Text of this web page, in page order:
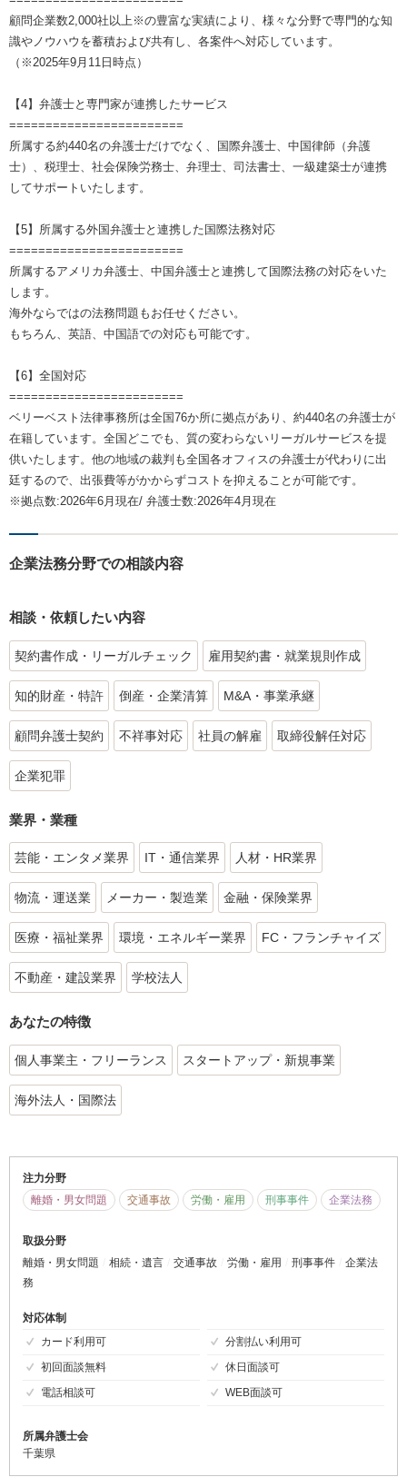
顧問企業数2,000社以上※の豊富な実績により、様々な分野で専門的な知
識やノウハウを蓄積および共有し、各案件へ対応しています。
（※2025年9月11日時点）
【4】弁護士と専門家が連携したサービス
========================
所属する約440名の弁護士だけでなく、国際弁護士、中国律師（弁護
士）、税理士、社会保険労務士、弁理士、司法書士、一級建築士が連携
してサポートいたします。
【5】所属する外国弁護士と連携した国際法務対応
========================
所属するアメリカ弁護士、中国弁護士と連携して国際法務の対応をいた
します。
海外ならではの法務問題もお任せください。
もちろん、英語、中国語での対応も可能です。
【6】全国対応
========================
ベリーベスト法律事務所は全国76か所に拠点があり、約440名の弁護士が
在籍しています。全国どこでも、質の変わらないリーガルサービスを提
供いたします。他の地域の裁判も全国各オフィスの弁護士が代わりに出
廷するので、出張費等がかからずコストを抑えることが可能です。
※拠点数:2026年6月現在/ 弁護士数:2026年4月現在
企業法務分野での相談内容
相談・依頼したい内容
契約書作成・リーガルチェック 雇用契約書・就業規則作成
知的財産・特許 倒産・企業清算 M&A・事業承継
顧問弁護士契約 不祥事対応 社員の解雇 取締役解任対応
企業犯罪
業界・業種
芸能・エンタメ業界 IT・通信業界 人材・HR業界
物流・運送業 メーカー・製造業 金融・保険業界
医療・福祉業界 環境・エネルギー業界 FC・フランチャイズ
不動産・建設業界 学校法人
あなたの特徴
個人事業主・フリーランス スタートアップ・新規事業
海外法人・国際法
注力分野
離婚・男女問題
交通事故 労働・雇用 刑事事件 企業法務
取扱分野
離婚・男女問題
相続・遺言 交通事故 労働・雇用 刑事事件
企業法
務
対応体制
カード利用可
分割払い利用可
初回面談無料
休日面談可
電話相談可
WEB面談可
所属弁護士会
千葉県